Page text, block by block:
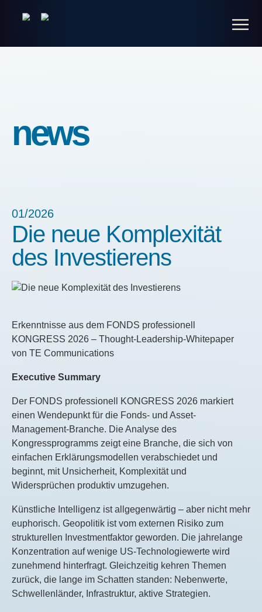
news
01/2026
Die neue Komplexität
des Investierens
Erkenntnisse aus dem FONDS professionell
KONGRESS 2026 – Thought-Leadership-Whitepaper
von TE Communications
Executive Summary
Der FONDS professionell KONGRESS 2026 markiert
einen Wendepunkt für die Fonds- und Asset-
Management-Branche. Die Analyse des
Kongressprogramms zeigt eine Branche, die sich von
einfachen Erklärungsmodellen verabschiedet und
beginnt, mit Unsicherheit, Komplexität und
Widersprüchen produktiv umzugehen.
Künstliche Intelligenz ist allgegenwärtig – aber nicht mehr
euphorisch. Geopolitik ist vom externen Risiko zum
strukturellen Investmentfaktor geworden. Die jahrelange
Konzentration auf wenige US-Technologiewerte wird
zunehmend hinterfragt. Gleichzeitig kehren Themen
zurück, die lange im Schatten standen: Nebenwerte,
Schwellenländer, Infrastruktur, aktive Strategien.